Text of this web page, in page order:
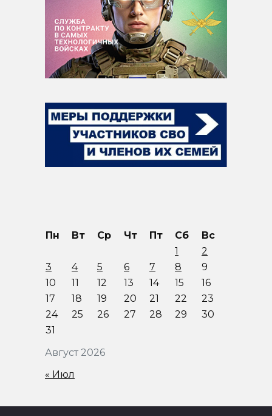
Август 2026
Пн Вт Ср Чт Пт Сб
Вс
1
2
3
4 5 6 7 8
9
10
11 12 13 14 15
16
17
18 19 20 21 22
23
24
25 26 27 28 29
30
31
« Июл